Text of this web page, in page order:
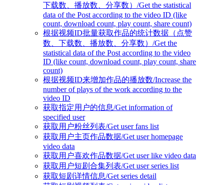
下载数、播放数、分享数）/Get the statistical
data of the Post according to the video ID (like
count, download count, play count, share count)
根据视频ID批量获取作品的统计数据（点赞
数、下载数、播放数、分享数）/Get the
statistical data of the Post according to the video
ID (like count, download count, play count, share
count)
根据视频ID来增加作品的播放数/Increase the
number of plays of the work according to the
video ID
获取指定用户的信息/Get information of
specified user
获取用户粉丝列表/Get user fans list
获取用户主页作品数据/Get user homepage
video data
获取用户喜欢作品数据/Get user like video data
获取用户短剧合集列表/Get user series list
获取短剧详情信息/Get series detail